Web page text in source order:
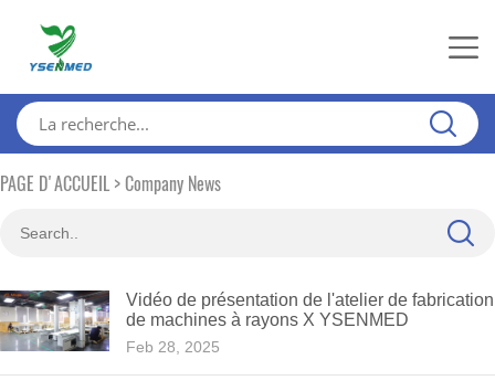
PAGE D'ACCUEIL >Company News
Vidéo de présentation de l'atelier de fabrication
de machines à rayons X YSENMED
Feb 28, 2025